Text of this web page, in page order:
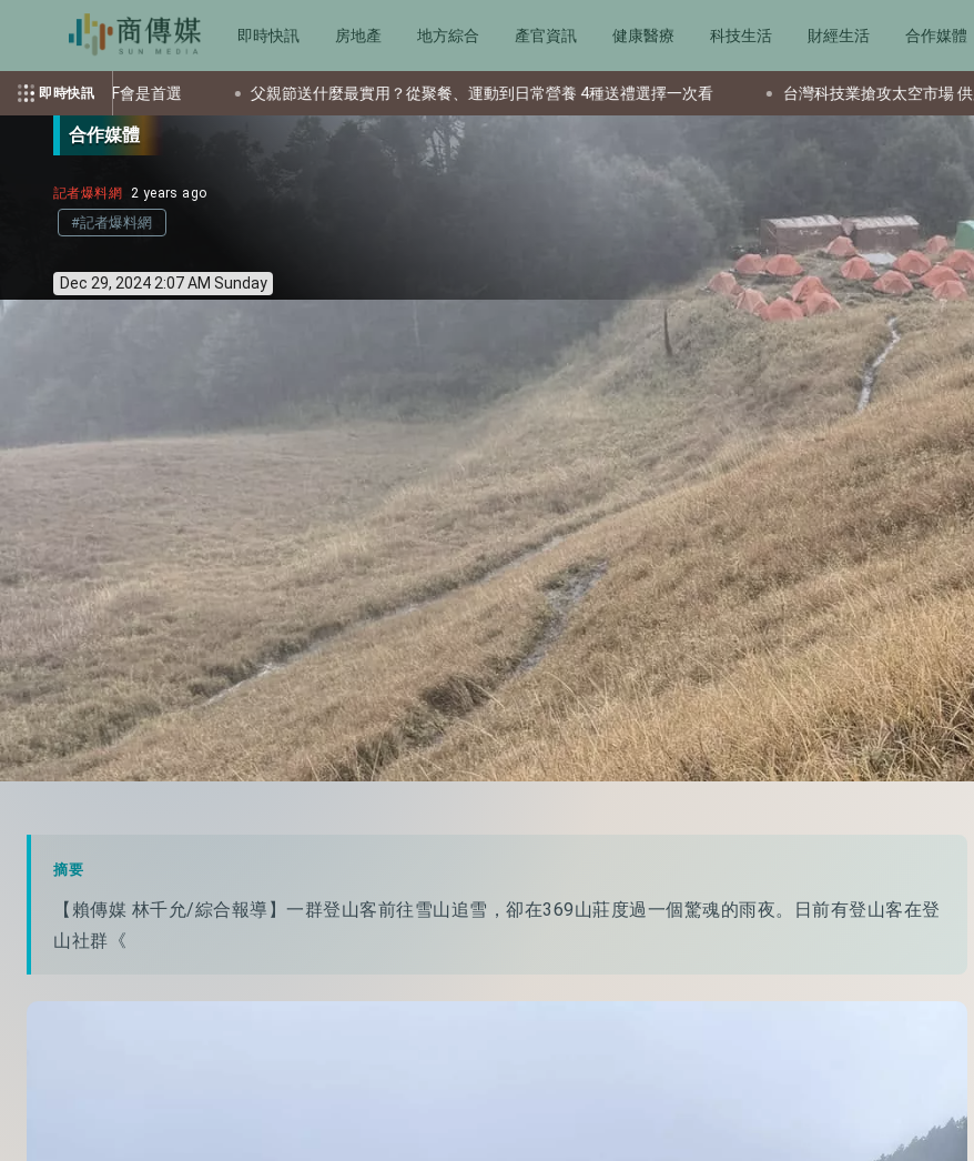
即時快訊 房地產 地方綜合 產官資訊 健康醫療 科技生活 財經生活 合作媒體
即時快訊
首選 父親節送什麼最實用？從聚餐、運動到日常營養 4種送禮選擇一次看 台灣科技業搶攻太空市場 供應鏈成全球要角新星
合作媒體
記者爆料網 2 years ago
#記者爆料網
Dec 29, 2024 2:07 AM Sunday
摘要
【賴傳媒 林千允/綜合報導】一群登山客前往雪山追雪，卻在369山莊度過一個驚魂的雨夜。日前有登山客在登
山社群《